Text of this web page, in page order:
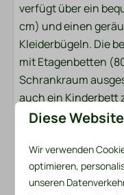
Heizung
Zentralheizung
verfügt über ein
cm) und einen
Kleiderbügeln. Die
mit Etagenbetten
Schrankraum
auch ein Kinderbett
ist mit Dusche, WC
Dieses Chalet
Komfort, Luxus und
Urlaub mit der
Diese
Wir verwenden
optimieren,
unseren